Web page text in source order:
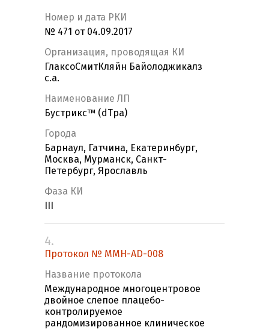
Номер и дата РКИ
№ 471 от 04.09.2017
Организация, проводящая КИ
ГлаксоСмитКляйн Байолоджикалз
с.а.
Наименование ЛП
Бустрикс™ (dTpa)
Города
Барнаул, Гатчина, Екатеринбург,
Москва, Мурманск, Санкт-
Петербург, Ярославль
Фаза КИ
4.
Протокол № MMH-AD-008
Название протокола
Международное многоцентровое
двойное слепое плацебо-
контролируемое
рандомизированное клиническое